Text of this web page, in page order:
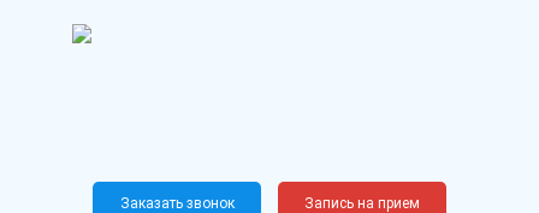
Новослободская, 62, к12
Заказать звонок Запись на прием